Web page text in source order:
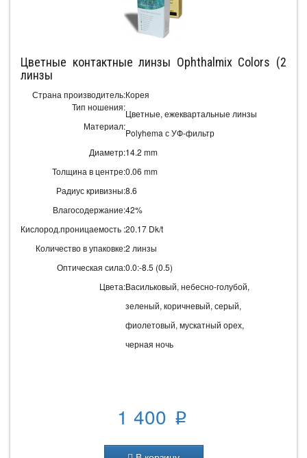
Цветные контактные линзы Ophthalmix Colors (2
линзы
Страна производитель:
Тип ношения:
Материал:
Корея
Цветные, ежеквартальные линзы
Polyhema с УФ-фильтр
Диаметр:
Толщина в центре:
Радиус кривизны:
14.2 mm
0.06 mm
8.6
Влагосодержание:
Кислород.проницаемость :
42%
20.17 Dk/t
Количество в упаковке:2 линзы
Оптическая сила:
Цвета:
0.0:-8.5 (0.5)
Васильковый, небесно-голубой,
зеленый, коричневый, серый,
фиолетовый, мускатный орех,
черная ночь
1 400 p